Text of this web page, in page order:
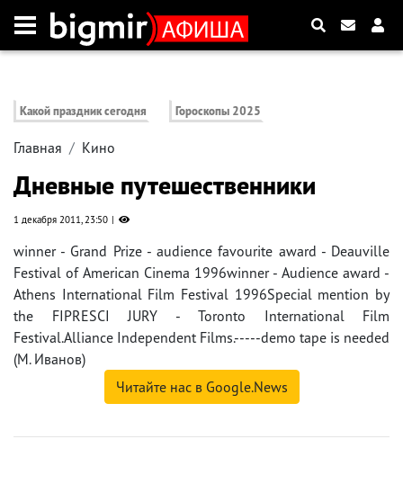
Какой праздник сегодня Гороскопы 2025
Главная Кино
Дневные путешественники
1 декабря 2011, 23:50
winner - Grand Prize - audience favourite award - Deauville
Festival of American Cinema 1996winner - Audience award -
Athens International Film Festival 1996Special mention by
the FIPRESCI JURY - Toronto International Film
Festival.Alliance Independent Films.-----demo tape is needed
(М. Иванов)
Читайте нас в Google.News